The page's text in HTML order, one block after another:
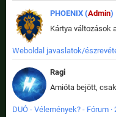
PHOENIX (Admin)
Weboldal javaslatok/
Ragi
DUÓ - Vélemények? - Fórum